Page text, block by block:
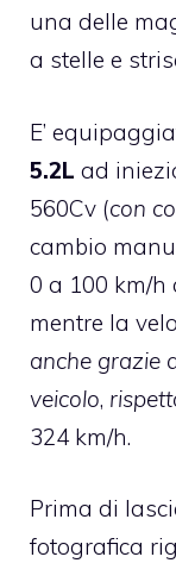
una delle
a stelle e
E’
5.2L ad
560Cv (con
cambio
0 a 100 km/h
mentre la
anche grazie
veicolo,
324 km/h.
Prima di
fotografica